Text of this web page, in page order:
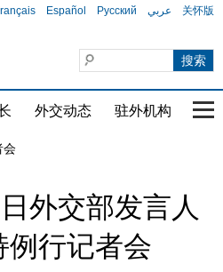
Español Русский عربي 关怀版
外交动态 驻外机构 国
会
外交部发言人
例行记者会